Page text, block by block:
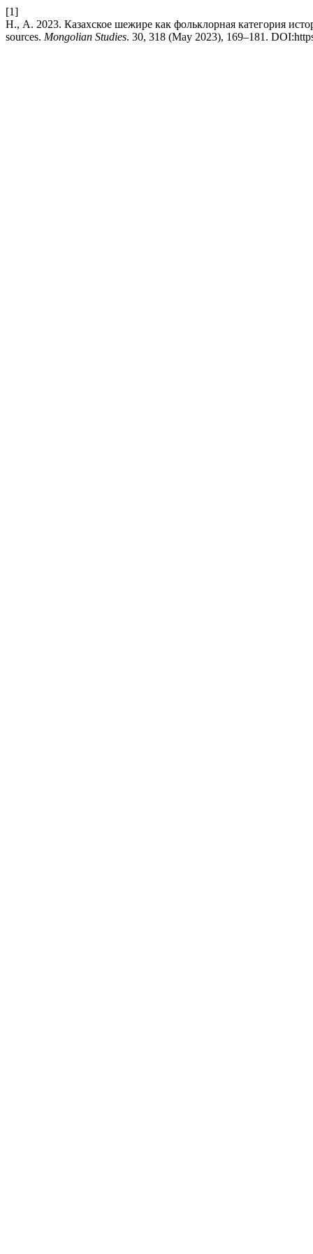
[1]
Н., А. 2023. Казахское шежире как фольклорная категория
sources. Mongolian Studies. 30, 318 (May 2023), 169–181.